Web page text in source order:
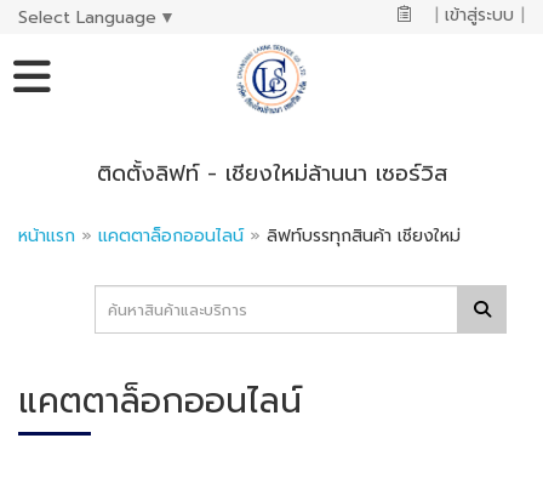
Select Language ▼ | เข้าสู่ระบบ |
ติดตั้งลิฟท์ - เชียงใหม่ล้านนา เซอร์วิส
หน้าแรก » แคตตาล็อกออนไลน์ » ลิฟท์บรรทุกสินค้า เชียงใหม่
แคตตาล็อกออนไลน์